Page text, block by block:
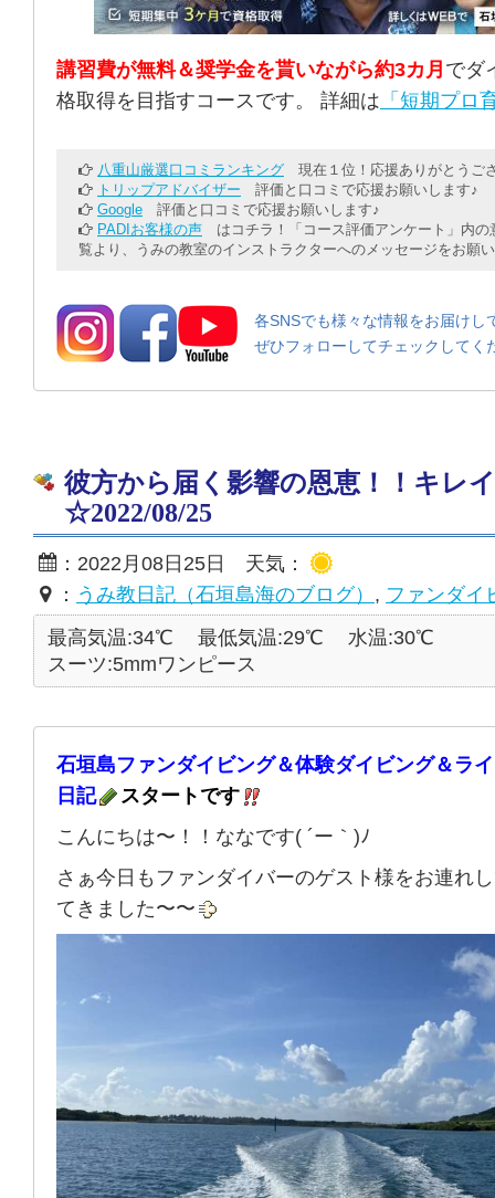
講習費が無料＆奨学金を貰いながら約3カ月 でダ
格取得を目指すコースです。 詳細は 「短期プロ
八重山厳選口コミランキング 現在１位！応援ありがとうご
トリップアドバイザー 評価と口コミで応援お願いします♪
Google 評価と口コミで応援お願いします♪
PADIお客様の声 はコチラ！「コース評価アンケート」内の
覧より、うみの教室のインストラクターへのメッセージをお願
各SNSでも様々な情報をお届けし
ぜひフォローしてチェックしてく
彼方から届く影響の恩恵！！キレ
☆2022/08/25
：2022月08日25日 天気：
： うみ教日記（石垣島海のブログ） , ファンダイ
最高気温:34℃
最低気温:29℃
水温:30℃
スーツ:5mmワンピース
石垣島ファンダイビング＆体験ダイビング＆ラ
日記
スタートです
こんにちは〜！！ななです( ´ー｀)ﾉ
さぁ今日もファンダイバーのゲスト様をお連れ
てきました〜〜